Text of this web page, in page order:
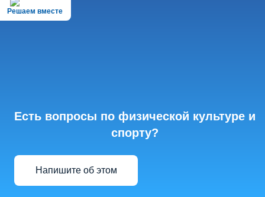
Решаем вместе
Есть вопросы по физической культуре и
спорту?
Напишите об этом